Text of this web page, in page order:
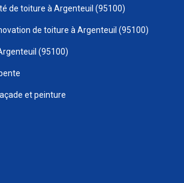
de toiture à Argenteuil (95100)
de toiture à Argenteuil (95100)
(95100)
et peinture